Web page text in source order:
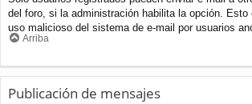
del foro, si la administración habilita la opción. Esto
uso malicioso del sistema de e-mail por usuarios
Arriba
Publicación de mensajes